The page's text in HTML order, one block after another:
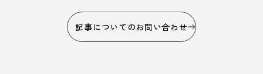
記事についてのお問い合わせ